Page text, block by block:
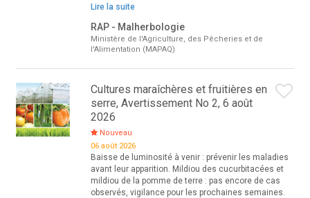
Lire la suite
RAP - Malherbologie
Ministère de l'Agriculture, des Pêcheries et de
l'Alimentation (MAPAQ)
Cultures maraîchères et fruitières en
serre, Avertissement No 2, 6 août
2026
Nouveau
06 août 2026
Baisse de luminosité à venir : prévenir les maladies
avant leur apparition. Mildiou des cucurbitacées et
mildiou de la pomme de terre : pas encore de cas
observés, vigilance pour les prochaines semaines.